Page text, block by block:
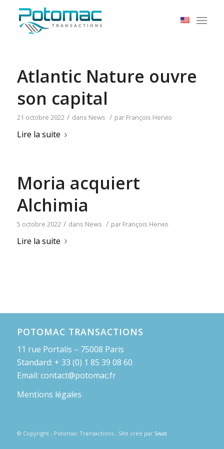
Atlantic Nature ouvre
son capital
21 octobre 2022 / dans News / par François Hervio
Lire la suite
Moria acquiert
Alchimia
5 octobre 2022 / dans News / par François Hervio
Lire la suite
POTOMAC TRANSACTIONS
11 rue Portalis – 75008 Paris
Standard: + 33 (0) 1 85 39 08 60
Email: contact@potomac.fr
Mentions légales
© Copyright - Potomac Transactions - Site créé par Swat